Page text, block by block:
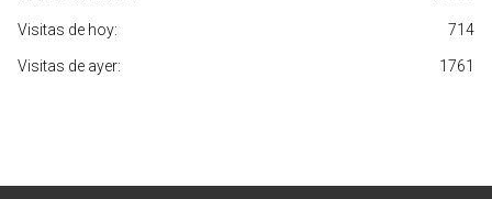
714
Visitas de hoy:
1761
Visitas de ayer: